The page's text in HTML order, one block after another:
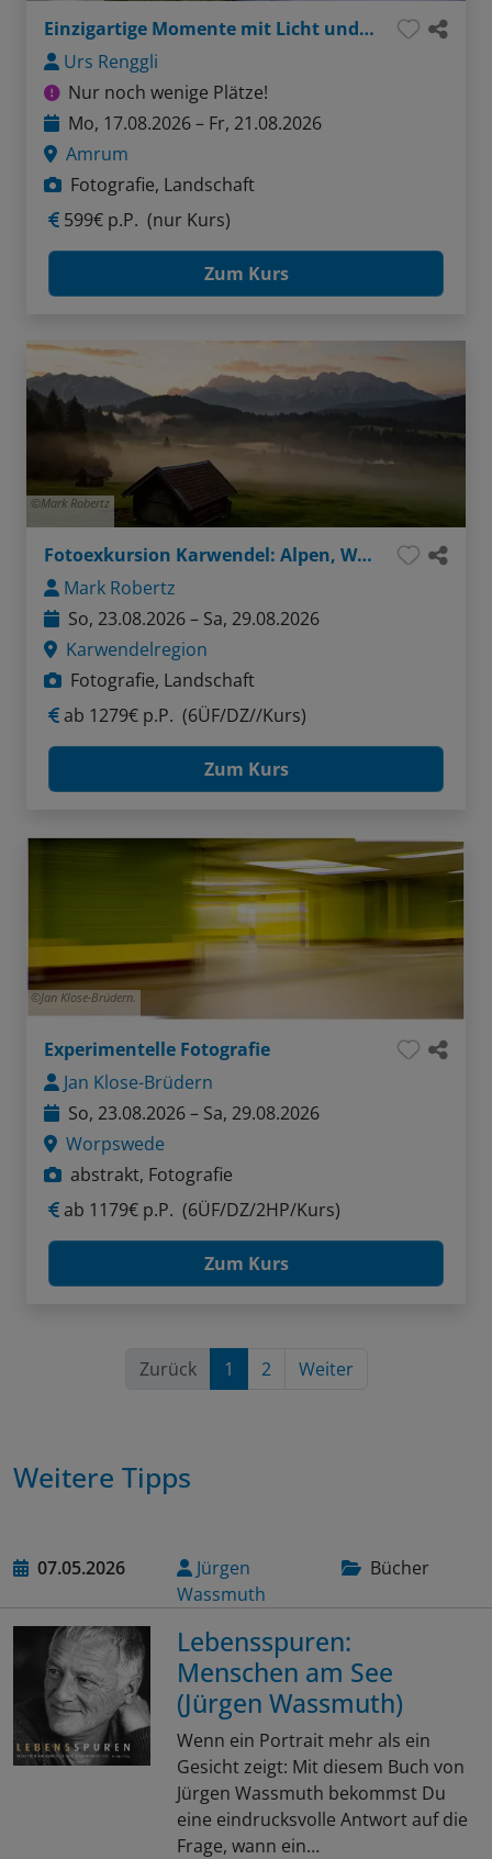
Einzigartige Momente mit Licht und Kamera
Urs Renggli
Nur noch wenige Plätze!
Mo, 17.08.2026 – Fr, 21.08.2026
Amrum
Fotografie, Landschaft
599€ p.P. (nur Kurs)
Zum Kurs
Mark Robertz
Fotoexkursion Karwendel: Alpen, Wasser, Felsen
Mark Robertz
So, 23.08.2026 – Sa, 29.08.2026
Karwendelregion
Fotografie, Landschaft
ab 1279€ p.P. (6ÜF/DZ//Kurs)
Zum Kurs
Jan Klose-Brüdern.
Experimentelle Fotografie
Jan Klose-Brüdern
So, 23.08.2026 – Sa, 29.08.2026
Worpswede
abstrakt, Fotografie
ab 1179€ p.P. (6ÜF/DZ/2HP/Kurs)
Zum Kurs
Zurück 1 2 Weiter
Weitere Tipps
07.05.2026
Jürgen
Wassmuth
Bücher
Lebensspuren:
Menschen am See
(Jürgen Wassmuth)
Wenn ein Portrait mehr als ein
Gesicht zeigt: Mit diesem Buch von
Jürgen Wassmuth bekommst Du
eine eindrucksvolle Antwort auf die
Frage, wann ein…